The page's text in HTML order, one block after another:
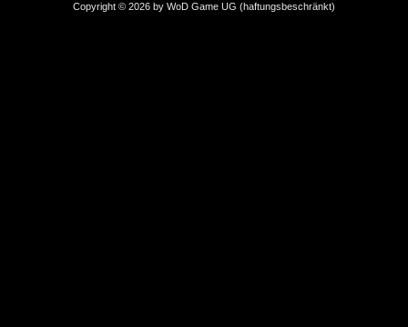
Copyright © 2026 by WoD Game UG (haftungsbeschränkt)